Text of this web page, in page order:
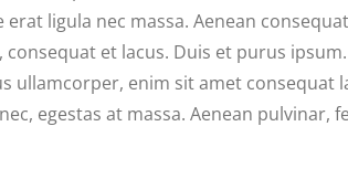
ligula nec massa. Aenean
et lacus. Duis et purus
ullamcorper, enim sit amet
egestas at massa. Aenean